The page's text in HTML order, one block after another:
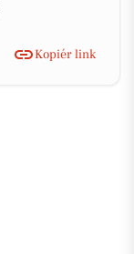
Kopiér link